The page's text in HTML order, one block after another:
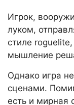
Игрок,
луком,
стиле
мышление
Однако игра
сценами.
есть и мирная